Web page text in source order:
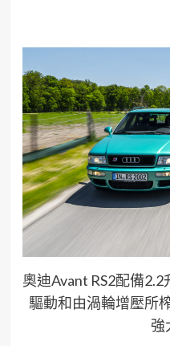
奧迪Avant RS2配備
驅動和由渦輪增壓所
強